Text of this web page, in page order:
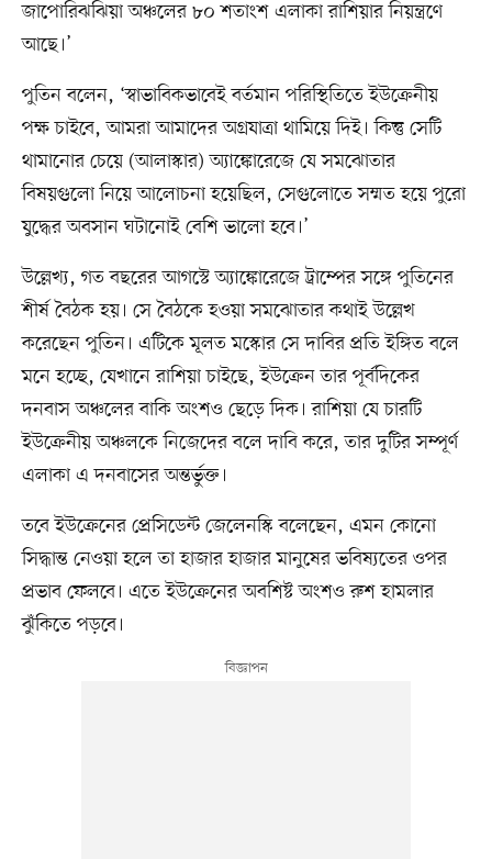
জাপোরিঝঝিয়া অঞ্চলের ৮০ শতাংশ এলাকা রাশিয়ার নিয়ন্ত্রণে
আছে।’
পুতিন বলেন, ‘স্বাভাবিকভাবেই বর্তমান পরিস্থিতিতে ইউক্রেনীয়
পক্ষ চাইবে, আমরা আমাদের অগ্রযাত্রা থামিয়ে দিই। কিন্তু সেটি
থামানোর চেয়ে (আলাস্কার) অ্যাঙ্কোরেজে যে সমঝোতার
বিষয়গুলো নিয়ে আলোচনা হয়েছিল, সেগুলোতে সম্মত হয়ে পুরো
যুদ্ধের অবসান ঘটানোই বেশি ভালো হবে।’
উল্লেখ্য, গত বছরের আগস্টে অ্যাঙ্কোরেজে ট্রাম্পের সঙ্গে পুতিনের
শীর্ষ বৈঠক হয়। সে বৈঠকে হওয়া সমঝোতার কথাই উল্লেখ
করেছেন পুতিন। এটিকে মূলত মস্কোর সে দাবির প্রতি ইঙ্গিত বলে
মনে হচ্ছে, যেখানে রাশিয়া চাইছে, ইউক্রেন তার পূর্বদিকের
দনবাস অঞ্চলের বাকি অংশও ছেড়ে দিক। রাশিয়া যে চারটি
ইউক্রেনীয় অঞ্চলকে নিজেদের বলে দাবি করে, তার দুটির সম্পূর্ণ
এলাকা এ দনবাসের অন্তর্ভুক্ত।
তবে ইউক্রেনের প্রেসিডেন্ট জেলেনস্কি বলেছেন, এমন কোনো
সিদ্ধান্ত নেওয়া হলে তা হাজার হাজার মানুষের ভবিষ্যতের ওপর
প্রভাব ফেলবে। এতে ইউক্রেনের অবশিষ্ট অংশও রুশ হামলার
ঝুঁকিতে পড়বে।